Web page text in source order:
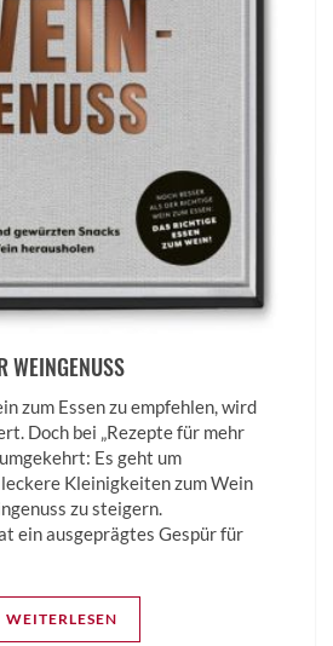
WEINGENUSS
zum Essen zu empfehlen, wird
Doch bei „Rezepte für mehr
Es geht um
Kleinigkeiten zum Wein
zu steigern.
ein ausgeprägtes Gespür für
WEITERLESEN